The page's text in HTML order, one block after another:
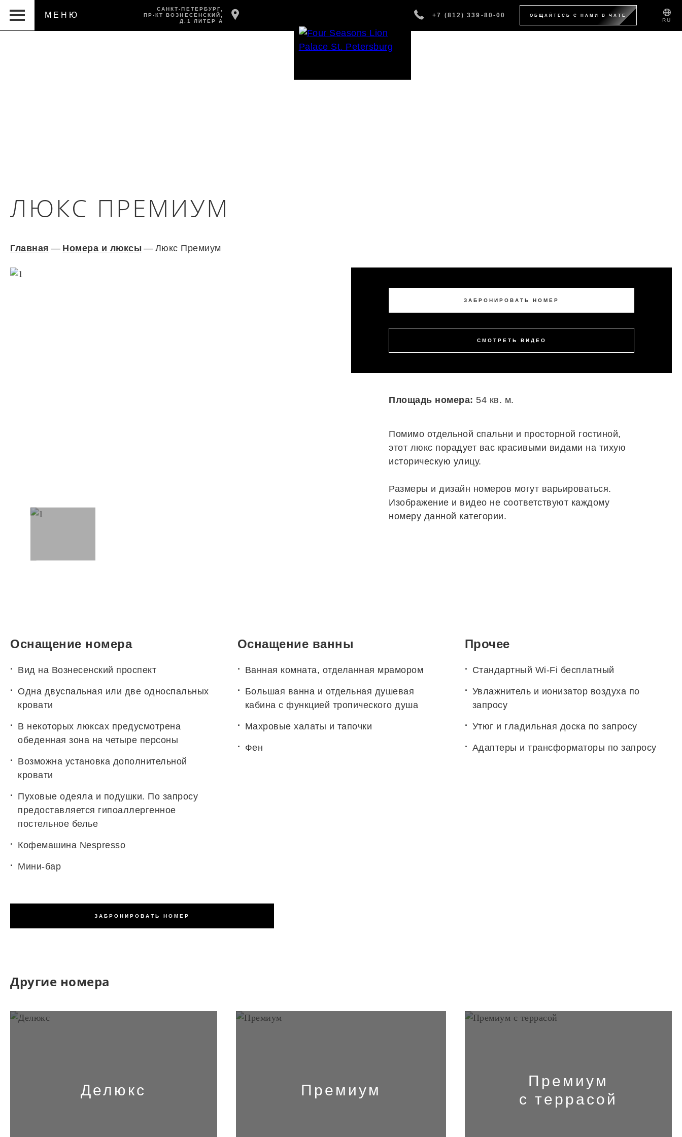
МЕНЮ
САНКТ-ПЕТЕРБУРГ,
ПР-КТ ВОЗНЕСЕНСКИЙ,
Д.1 ЛИТЕР А
+7 (812) 339-80-00 ОБЩАЙТЕСЬ С НАМИ В ЧАТЕ
RU
ЛЮКС ПРЕМИУМ
Главная — Номера и люксы — Люкс Премиум
ЗАБРОНИРОВАТЬ НОМЕР
СМОТРЕТЬ ВИДЕО
Площадь номера: 54 кв. м.
Помимо отдельной спальни и просторной гостиной,
этот люкс порадует вас красивыми видами на тихую
историческую улицу.
Размеры и дизайн номеров могут варьироваться.
Изображение и видео не соответствуют каждому
номеру данной категории.
Оснащение номера
Вид на Вознесенский проспект
Одна двуспальная или две односпальных
кровати
В некоторых люксах предусмотрена
обеденная зона на четыре персоны
Возможна установка дополнительной
кровати
Пуховые одеяла и подушки. По запросу
предоставляется гипоаллергенное
постельное белье
Кофемашина Nespresso
Мини-бар
Оснащение ванны
Ванная комната, отделанная мрамором
Большая ванна и отдельная душевая
кабина с функцией тропического душа
Махровые халаты и тапочки
Фен
Прочее
Стандартный Wi-Fi бесплатный
Увлажнитель и ионизатор воздуха по
запросу
Утюг и гладильная доска по запросу
Адаптеры и трансформаторы по запросу
ЗАБРОНИРОВАТЬ НОМЕР
Другие номера
Делюкс Премиум
Премиум
с террасой